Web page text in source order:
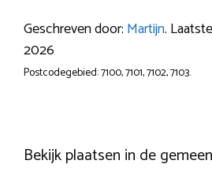
Geschreven door: Martijn.
2026
Postcodegebied: 7100, 7101, 7102, 7103.
Bekijk plaatsen in de